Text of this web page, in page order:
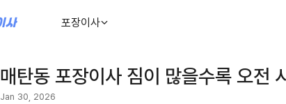
포장이사
매탄동 포장이사 짐이 많을수록 오전
Jan 30, 2026